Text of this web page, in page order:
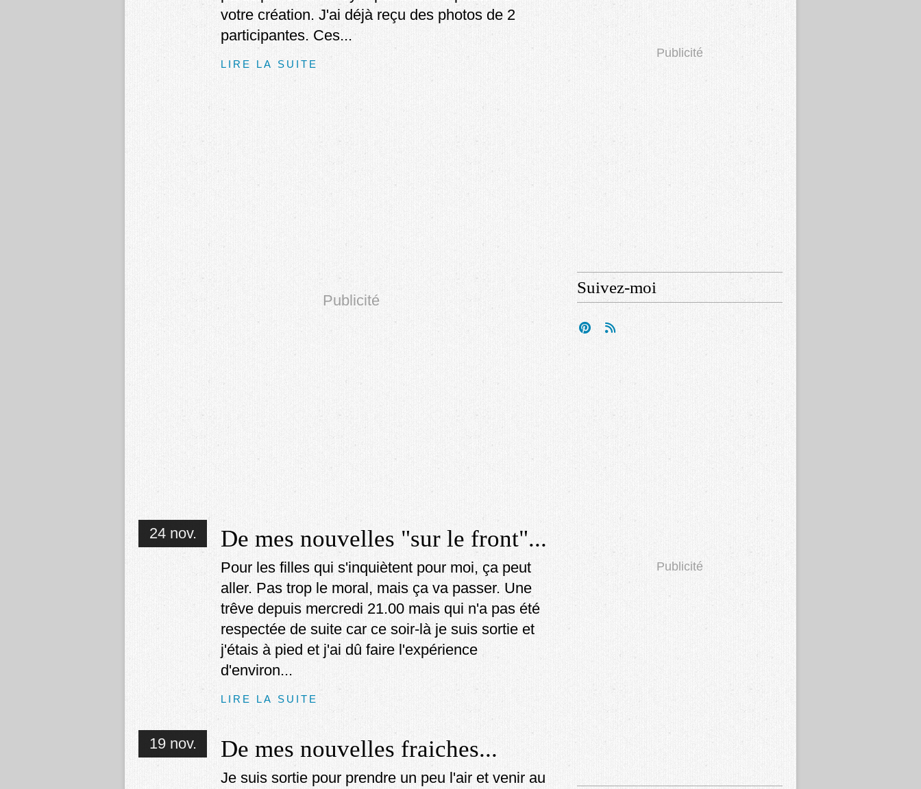
votre création. J'ai déjà reçu des photos de 2
participantes. Ces...
LIRE LA SUITE
Publicité
24 nov. De mes nouvelles "sur le front"...
Pour les filles qui s'inquiètent pour moi, ça peut
aller. Pas trop le moral, mais ça va passer. Une
trêve depuis mercredi 21.00 mais qui n'a pas été
respectée de suite car ce soir-là je suis sortie et
j'étais à pied et j'ai dû faire l'expérience
d'environ...
LIRE LA SUITE
19 nov. De mes nouvelles fraiches...
Je suis sortie pour prendre un peu l'air et venir au
Publicité
Suivez-moi
Publicité